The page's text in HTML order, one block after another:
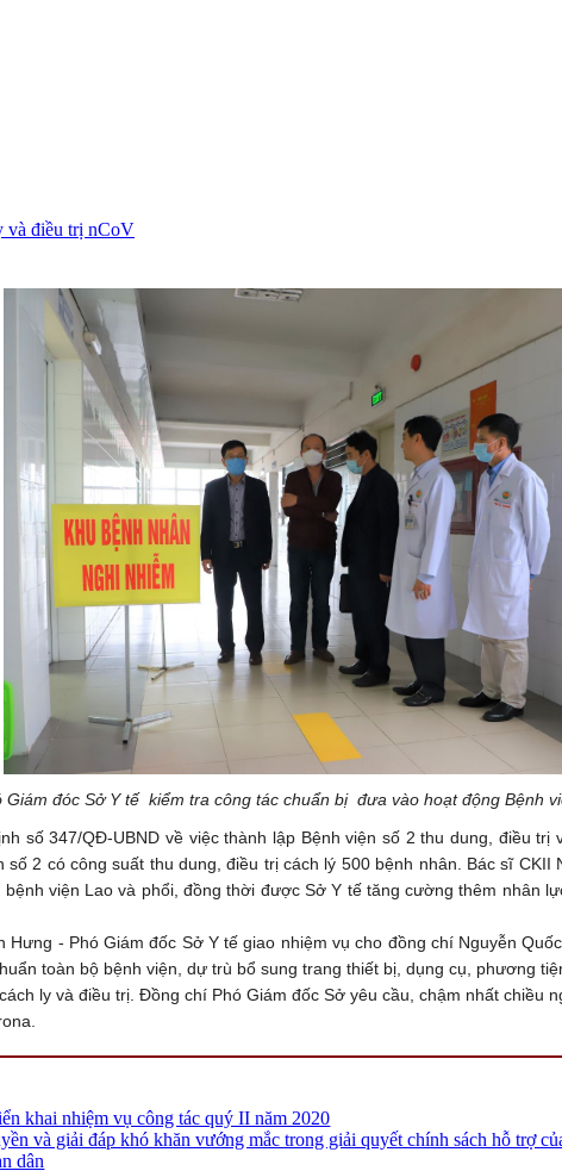
và điều trị nCoV
đóc Sở Y tế kiểm tra công tác chuẩn bị đưa vào hoạt động Bệnh
số 347/QĐ-UBND về việc thành lập Bệnh viện số 2 thu dung, điều
2 có công suất thu dung, điều trị cách lý 500 bệnh nhân. Bác sĩ
viện Lao và phổi, đồng thời được Sở Y tế tăng cường thêm nhân
- Phó Giám đốc Sở Y tế giao nhiệm vụ cho đồng chí Nguyễn
toàn bộ bệnh viện, dự trù bổ sung trang thiết bị, dụng cụ, phương
ly và điều trị. Đồng chí Phó Giám đốc Sở yêu cầu, chậm nhất chiều
khai nhiệm vụ công tác quý II năm 2020
và giải đáp khó khăn vướng mắc trong giải quyết chính sách hỗ trợ
dân